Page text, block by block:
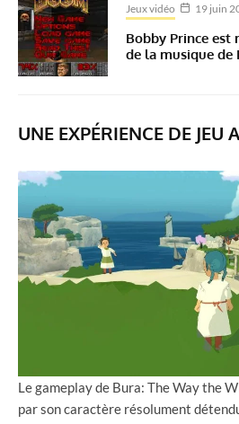
Jeux vidéo 19 juin
Bobby Prince
de la musique de
UNE EXPÉRIENCE DE JEU
Le gameplay de Bura: The Way the
par son caractère résolument